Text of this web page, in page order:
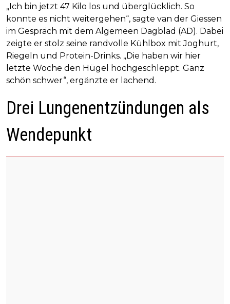
„Ich bin jetzt 47 Kilo los und überglücklich. So
konnte es nicht weitergehen“, sagte van der Giessen
im Gespräch mit dem Algemeen Dagblad (AD). Dabei
zeigte er stolz seine randvolle Kühlbox mit Joghurt,
Riegeln und Protein-Drinks. „Die haben wir hier
letzte Woche den Hügel hochgeschleppt. Ganz
schön schwer“, ergänzte er lachend.
Drei Lungenentzündungen als
Wendepunkt